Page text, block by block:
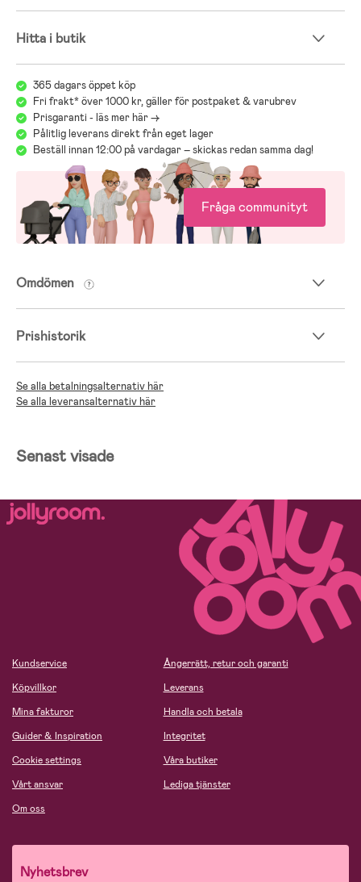
Hitta i butik
365 dagars öppet köp
Fri frakt* över 1000 kr, gäller för postpaket & varubrev
Prisgaranti - läs mer här ->
Pålitlig leverans direkt från eget lager
Beställ innan 12:00 på vardagar – skickas redan samma dag!
Fråga communityt
Omdömen
Prishistorik
Se alla betalningsalternativ här
Se alla leveransalternativ här
Senast visade
Kundservice
Köpvillkor
Mina fakturor
Guider & Inspiration
Cookie settings
Vårt ansvar
Om oss
Ångerrätt, retur och garanti
Leverans
Handla och betala
Integritet
Våra butiker
Lediga tjänster
Nyhetsbrev